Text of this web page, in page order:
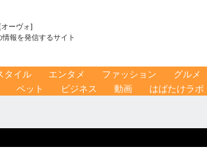
ーヴォ]
情報を発信するサイト
タイル エンタメ ファッション グルメ
ペット ビジネス 動画 はばたけラボ